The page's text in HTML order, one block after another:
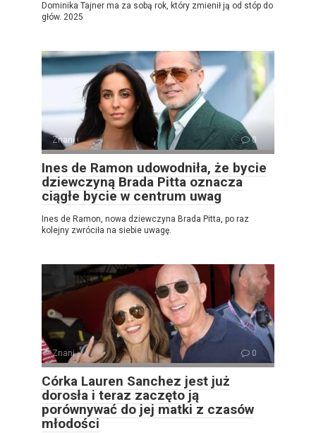
Dominika Tajner ma za sobą rok, który zmienił ją od stóp do
głów. 2025
Znani 0
Ines de Ramon udowodniła, że ​​bycie
dziewczyną Brada Pitta oznacza
ciągłe bycie w centrum uwag
Ines de Ramon, nowa dziewczyna Brada Pitta, po raz
kolejny zwróciła na siebie uwagę.
Znani 0
Córka Lauren Sanchez jest już
dorosła i teraz zaczęto ją
porównywać do jej matki z czasów
młodości